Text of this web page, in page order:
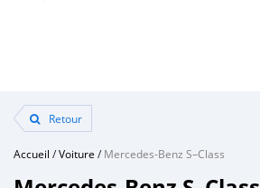
Retour
Accueil /Voiture /Mercedes-Benz S–Class